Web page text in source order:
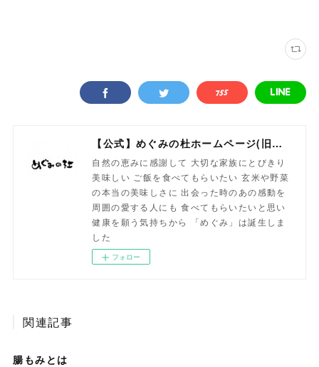
【公式】めぐみの杜ホームページ(旧自然食工房）
自然の恵みに感謝して 大切な家族にとびきり
美味しい ご飯を食べてもらいたい 玄米や野菜
の本当の美味しさに 出会った時のあの感動を
周囲の愛する人にも 食べてもらいたいと思い
健康を願う気持ちから 「めぐみ」は誕生しま
した
フォロー
関連記事
腸もみとは